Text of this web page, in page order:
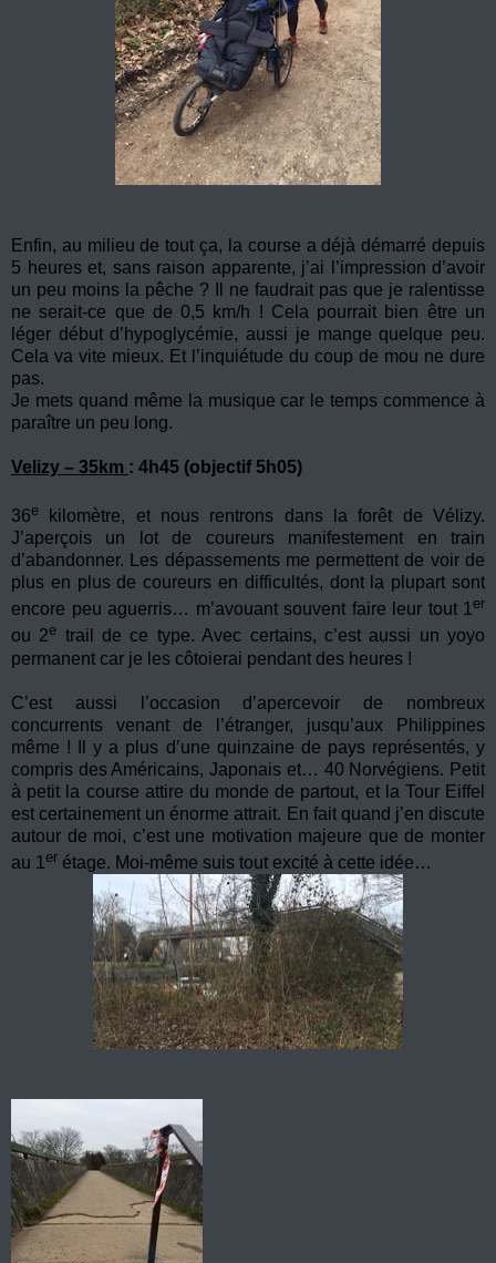
Enfin, au milieu de tout ça, la course a déjà démarré depuis
5 heures et, sans raison apparente, j’ai l’impression d’avoir
un peu moins la pêche ? Il ne faudrait pas que je ralentisse
ne serait-ce que de 0,5 km/h ! Cela pourrait bien être un
léger début d’hypoglycémie, aussi je mange quelque peu.
Cela va vite mieux. Et l’inquiétude du coup de mou ne dure
pas.
Je mets quand même la musique car le temps commence à
paraître un peu long.
Velizy – 35km : 4h45 (objectif 5h05)
36e kilomètre, et nous rentrons dans la forêt de Vélizy.
J’aperçois un lot de coureurs manifestement en train
d’abandonner. Les dépassements me permettent de voir de
plus en plus de coureurs en difficultés, dont la plupart sont
encore peu aguerris… m’avouant souvent faire leur tout 1 er
ou 2e trail de ce type. Avec certains, c’est aussi un yoyo
permanent car je les côtoierai pendant des heures !
C’est aussi l’occasion d’apercevoir de nombreux
concurrents venant de l’étranger, jusqu’aux Philippines
même ! Il y a plus d’une quinzaine de pays représentés, y
compris des Américains, Japonais et… 40 Norvégiens. Petit
à petit la course attire du monde de partout, et la Tour Eiffel
est certainement un énorme attrait. En fait quand j’en discute
autour de moi, c’est une motivation majeure que de monter
au 1 er étage. Moi-même suis tout excité à cette idée…